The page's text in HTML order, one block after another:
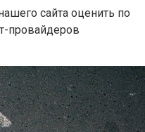
сайта оценить по
провайдеров